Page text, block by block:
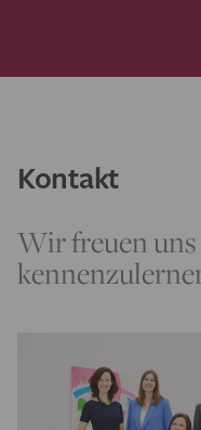
Kontakt
Wir freuen uns